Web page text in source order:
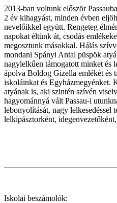
2013-ban voltunk először
2 év kihagyást, minden évben
nevelőikkel együtt. Rengeteg
napokat éltünk át, csodás
megosztunk másokkal. Hálás
mondani Spányi Antal püspök
nagylelkűen támogatott minket és
ápolva Boldog Gizella emlékét és
iskoláinkat és Egyházmegyénket.
atyának is, aki szintén szívén
hagyománnyá vált Passau-i
lebonyolítását, nagy lelkesedéssel
lelkipásztorként,
Iskolai beszámolók: